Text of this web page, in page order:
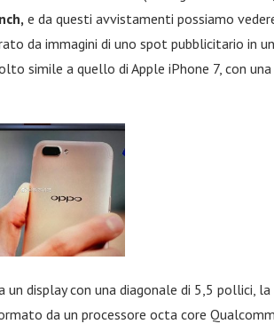
e da questi avvistamenti possiamo
da immagini di uno spot pubblicitario in
simile a quello di Apple iPhone 7, con
un display con una diagonale di 5,5 pollici,
da un processore octa core